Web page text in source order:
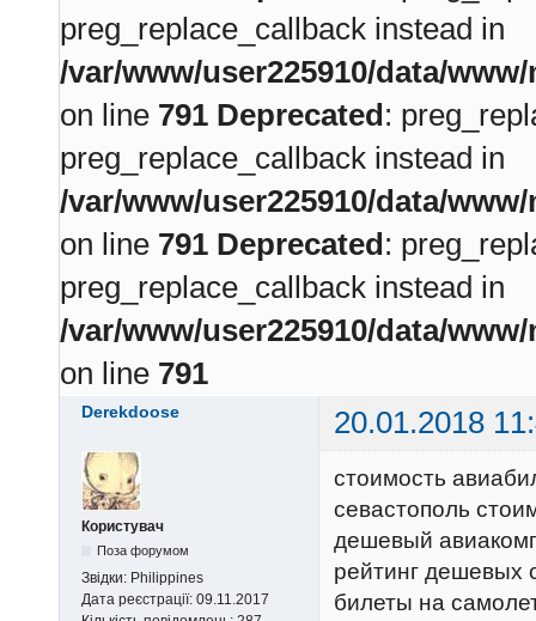
preg_replace_callback instead in
/var/www/user225910/data/
on line 791 Deprecated:
preg_replace_callback instead in
/var/www/user225910/data/
on line 791 Deprecated:
preg_replace_callback instead in
/var/www/user225910/data/
on line 791
Derekdoose 20.01.2018
Користувач
Поза форумом
Звідки: Philippines
Дата реєстрації: 09.11.2017
стоимость
севастополь
дешевый
рейтинг дешевых
билеты на